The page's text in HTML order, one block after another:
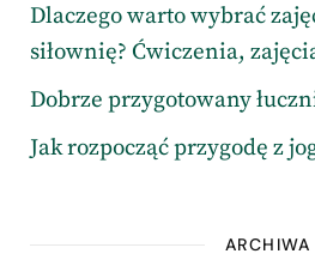
Dlaczego warto wybrać
siłownię? Ćwiczenia,
Dobrze przygotowany
Jak rozpocząć przygodę z
ARCHIWA